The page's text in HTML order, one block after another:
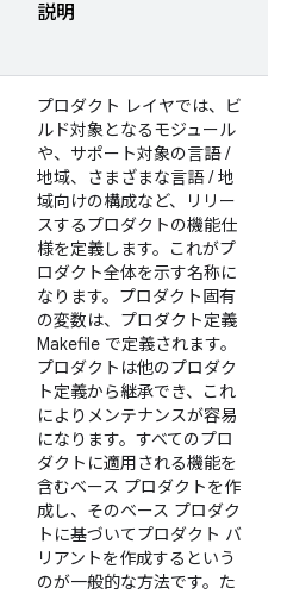
説明
プロダクト レイヤでは、ビ
ルド対象となるモジュール
や、サポート対象の言語 /
地域、さまざまな言語 / 地
域向けの構成など、リリー
スするプロダクトの機能仕
様を定義します。これがプ
ロダクト全体を示す名称に
なります。 プロダクト固有
の変数は、プロダクト定義
Makefile で定義されます。
プロダクトは他のプロダク
ト定義から継承でき、これ
によりメンテナンスが容易
になります。すべてのプロ
ダクトに適用される機能を
含むベース プロダクトを作
成し、そのベース プロダク
トに基づいてプロダクト バ
リアントを作成するという
のが一般的な方法です。た